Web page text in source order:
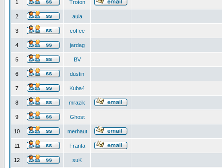
1 Troton
2 aula
3 coffee
4 jardag
5 BV
6 dustin
7 Kuba4
8 mrazik
9 Ghost
10 merhaut
11 Franta
12 suK